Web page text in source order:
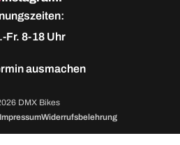
Fr. 8-18 Uhr
ausmachen
DMX Bikes
Widerrufsbelehrung